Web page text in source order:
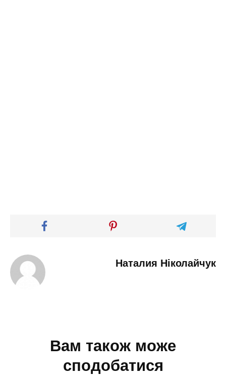
Наталия Ніколайчук
Вам також може
сподобатися